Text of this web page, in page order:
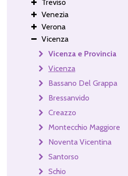
Treviso
Venezia
Verona
Vicenza
Vicenza e Provincia
Vicenza
Bassano Del Grappa
Bressanvido
Creazzo
Montecchio Maggiore
Noventa Vicentina
Santorso
Schio